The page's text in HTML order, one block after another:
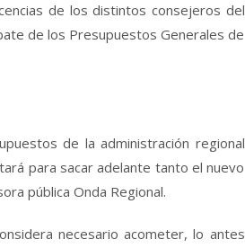
de los distintos consejeros del
de los Presupuestos Generales de
de la administración regional
para sacar adelante tanto el nuevo
pública Onda Regional.
necesario acometer, lo antes